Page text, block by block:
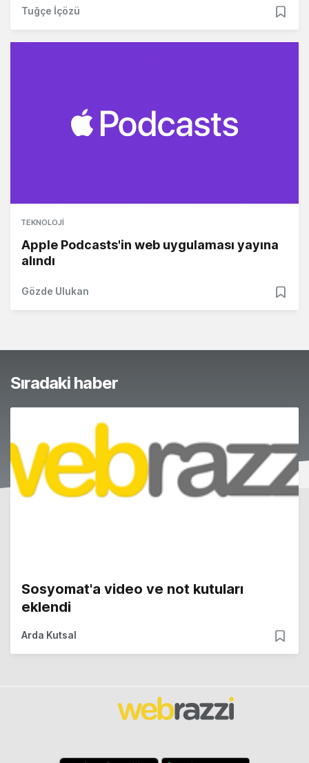
Tuğçe İçözü
TEKNOLOJI
Apple Podcasts'in web uygulaması yayına
alındı
Gözde Ulukan
Sıradaki haber
Sosyomat'a video ve not kutuları
eklendi
Arda Kutsal